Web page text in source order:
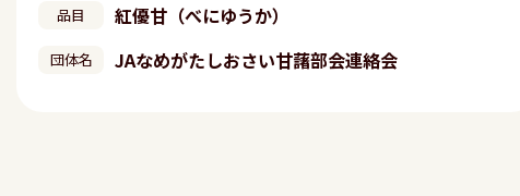
品目 紅優甘（べにゆうか）
団体名 JAなめがたしおさい甘藷部会連絡会